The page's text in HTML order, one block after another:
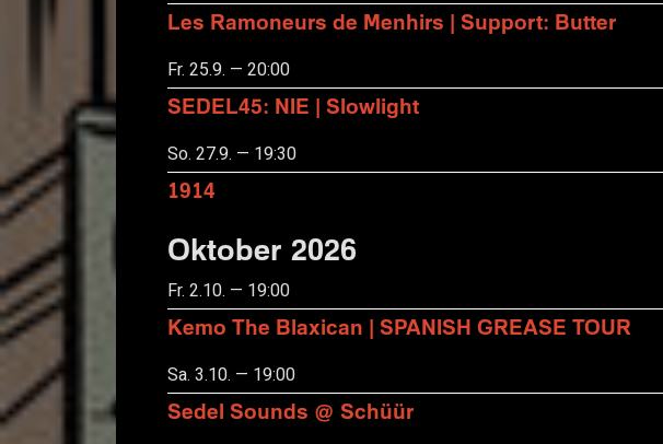
Les Ramoneurs de Menhirs | Support: Butter
Fr. 25.9. — 20:00
SEDEL45: NIE | Slowlight
So. 27.9. — 19:30
1914
Oktober 2026
Fr. 2.10. — 19:00
Kemo The Blaxican | SPANISH GREASE TOUR
Sa. 3.10. — 19:00
Sedel Sounds @ Schüür